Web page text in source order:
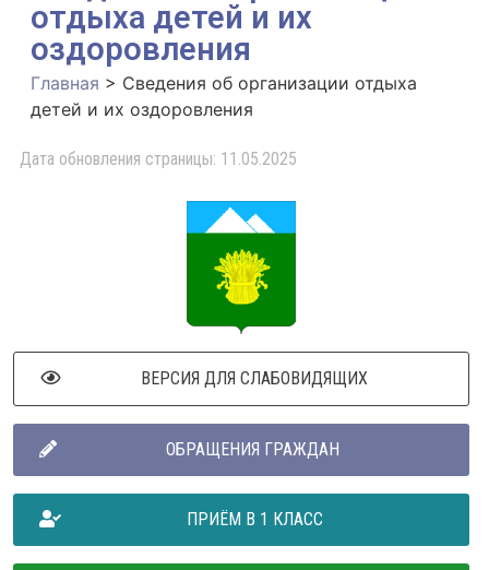
отдыха детей и их
оздоровления
Главная > Сведения об организации отдыха
детей и их оздоровления
Дата обновления страницы: 11.05.2025
ВЕРСИЯ ДЛЯ СЛАБОВИДЯЩИХ
ОБРАЩЕНИЯ ГРАЖДАН
ПРИЁМ В 1 КЛАСС